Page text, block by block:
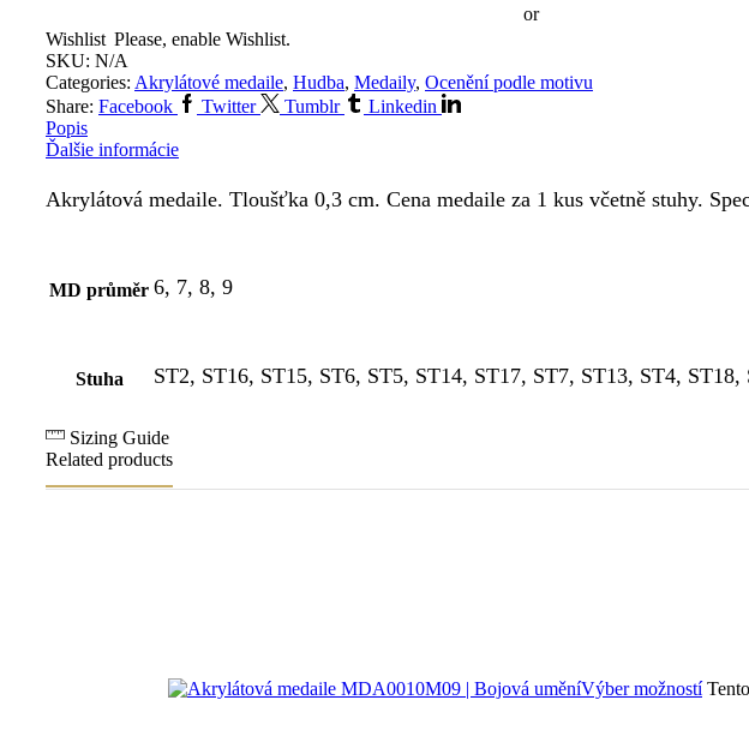
or
Wishlist Please, enable Wishlist.
SKU: N/A
Categories: Akrylátové medaile, Hudba, Medaily, Ocenění podle motivu
Share: Facebook Twitter Tumblr
Linkedin
Popis
Ďalšie informácie
Akrylátová medaile. Tloušťka 0,3 cm. Cena medaile za 1 kus včetně stuhy.
MD průměr 6, 7, 8, 9
Stuha ST2, ST16, ST15, ST6, ST5, ST14, ST17, ST7, ST13, ST4,
Sizing Guide
Related products
Výber možností